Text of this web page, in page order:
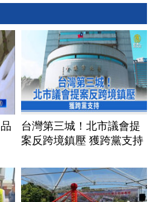
台灣第三城！北市議會提
案反跨境鎮壓 獲跨黨支持